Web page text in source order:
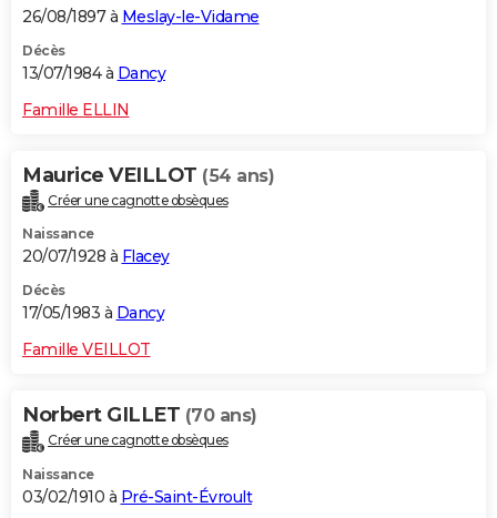
26/08/1897 à Meslay-le-Vidame
Décès
13/07/1984 à Dancy
Famille ELLIN
Maurice VEILLOT (54 ans)
Créer une cagnotte obsèques
Naissance
20/07/1928 à Flacey
Décès
17/05/1983 à Dancy
Famille VEILLOT
Norbert GILLET (70 ans)
Créer une cagnotte obsèques
Naissance
03/02/1910 à Pré-Saint-Évroult